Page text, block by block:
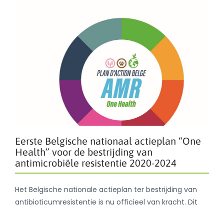
Eerste Belgische nationaal actieplan “One
Health” voor de bestrijding van
antimicrobiële resistentie 2020-2024
Het Belgische nationale actieplan ter bestrijding van
antibioticumresistentie is nu officieel van kracht. Dit